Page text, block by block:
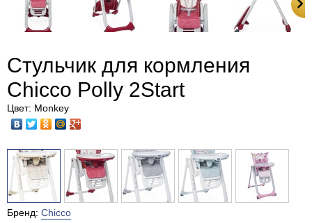
Стульчик для кормления
Chicco Polly 2Start
Цвет: Monkey
Бренд: Chicco